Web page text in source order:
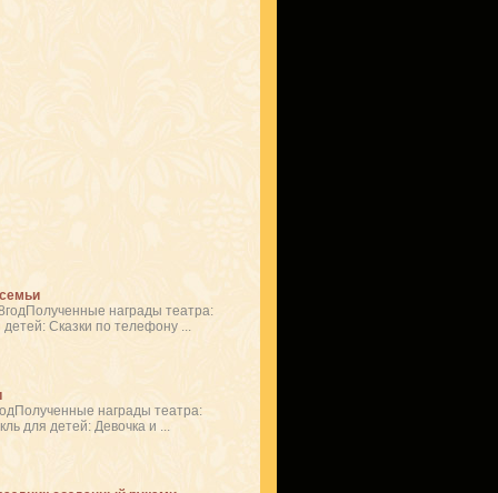
награды театра:
Сказки по телефону ...
награды театра:
для детей: Девочка и ...